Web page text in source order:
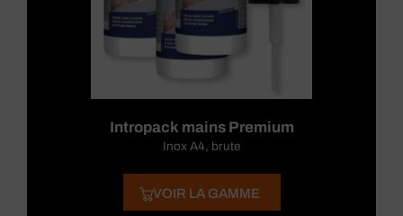
Intropack mains Premium
Inox A4, brute
VOIR LA GAMME